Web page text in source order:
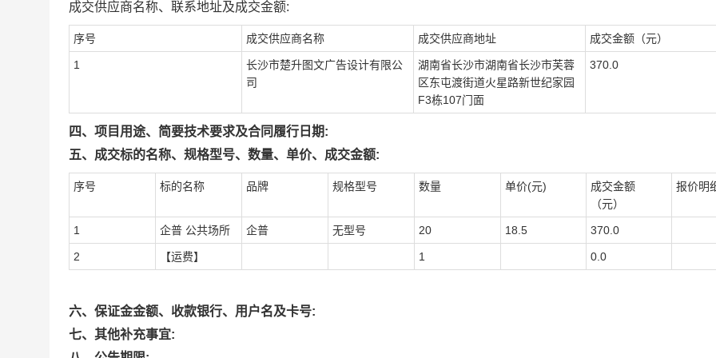
成交供应商名称、联系地址及成交金额:
序号 成交供应商名称 成交供应商地址 成交金额（元）
1
长沙市楚升图文广告设计有限公
司
湖南省长沙市湖南省长沙市芙蓉
区东屯渡街道火星路新世纪家园
F3栋107门面
370.0
四、项目用途、简要技术要求及合同履行日期:
五、成交标的名称、规格型号、数量、单价、成交金额:
序号 标的名称 品牌 规格型号 数量 单价(元)
成交金额
（元）
报价明
1 企普 公共场所 企普 无型号 20 18.5 370.0
2 【运费】 1 0.0
六、保证金金额、收款银行、用户名及卡号:
七、其他补充事宜: